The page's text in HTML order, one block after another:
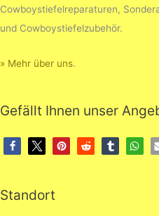
Cowboystiefelreparaturen,
und Cowboystiefelzubehör.
» Mehr über uns.
Gefällt Ihnen unser
Standort